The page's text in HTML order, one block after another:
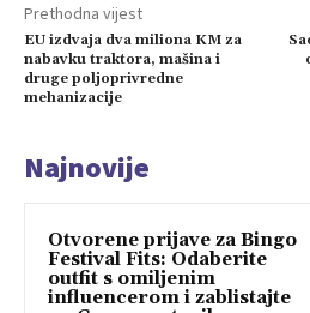
Prethodna vijest
EU izdvaja dva miliona KM za
nabavku traktora, mašina i
druge poljoprivredne
mehanizacije
Najnovije
Otvorene prijave za Bingo
Festival Fits: Odaberite
outfit s omiljenim
influencerom i zablistajte